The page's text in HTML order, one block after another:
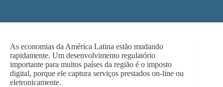
As economias da América Latina estão mudando
rapidamente. Um desenvolvimento regulatório
importante para muitos países da região é o imposto
digital, porque ele captura serviços prestados on-line ou
eletronicamente.